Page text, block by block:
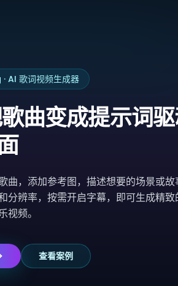
AI 歌词视频生成器
曲变成提示词
曲，添加参考图，描述想要的场景或故
分辨率，按需开启字幕，即可生成精
视频。
查看案例